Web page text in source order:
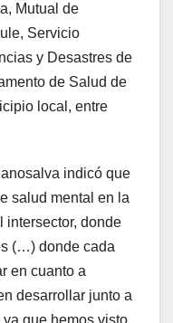
Mutual de
Servicio
y Desastres de
de Salud de
local, entre
indicó que
salud mental en la
intersector, donde
(…) donde cada
en cuanto a
desarrollar junto a